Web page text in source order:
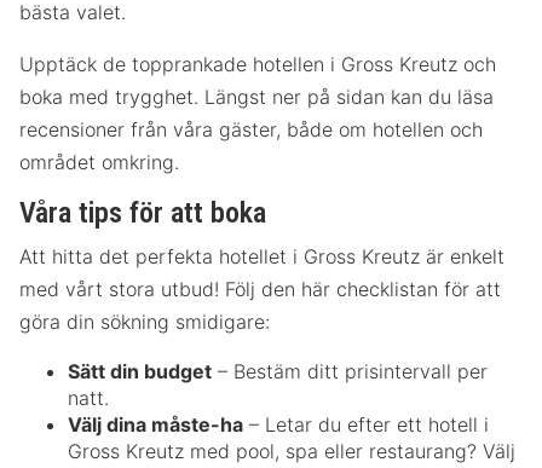
bästa valet.
Upptäck de topprankade hotellen i Gross Kreutz och
boka med trygghet. Längst ner på sidan kan du läsa
recensioner från våra gäster, både om hotellen och
området omkring.
Våra tips för att boka
Att hitta det perfekta hotellet i Gross Kreutz är enkelt
med vårt stora utbud! Följ den här checklistan för att
göra din sökning smidigare:
Sätt din budget – Bestäm ditt prisintervall per
natt.
Välj dina måste-ha – Letar du efter ett hotell i
Gross Kreutz med pool, spa eller restaurang? Välj